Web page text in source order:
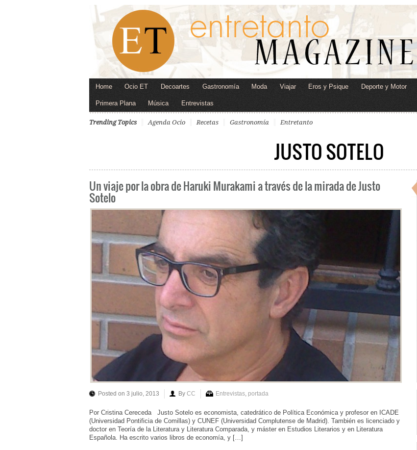
Home Ocio ET Decoartes Gastronomía Moda Viajar Eros y Psique Deporte y Motor
Primera Plana Música Entrevistas
Trending Topics Agenda Ocio Recetas Gastronomía Entretanto
JUSTO SOTELO
Un viaje por la obra de Haruki Murakami a través de la mirada de Justo
Sotelo
Posted on 3 julio, 2013 By CC Entrevistas portada
Por Cristina Cereceda Justo Sotelo es economista, catedrático de Política Económica y profesor en ICADE
(Universidad Pontificia de Comillas) y CUNEF (Universidad Complutense de Madrid). También es licenciado y
doctor en Teoría de la Literatura y Literatura Comparada, y máster en Estudios Literarios y en Literatura
Española. Ha escrito varios libros de economía, y […]